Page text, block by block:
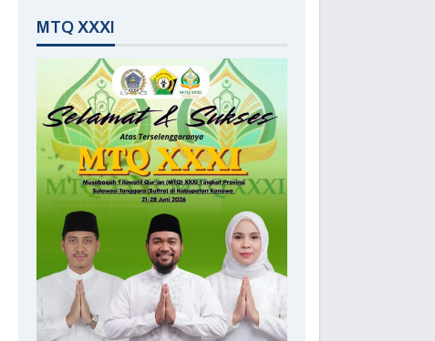
MTQ XXXI